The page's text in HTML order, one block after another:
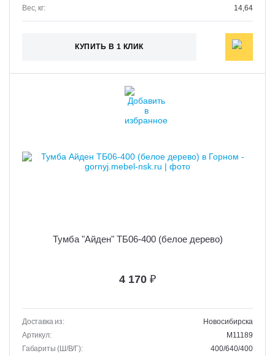
Вес, кг:
14,64
КУПИТЬ В 1 КЛИК
Тумба "Айден" ТБ06-400 (белое дерево)
4 170 ₽
Доставка из:
Новосибирска
Артикул:
M11189
Габариты (Ш/В/Г):
400/640/400